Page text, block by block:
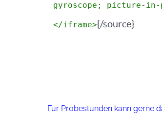
gyroscope; picture-
</iframe>{/source}
Für Probestunden kann gerne